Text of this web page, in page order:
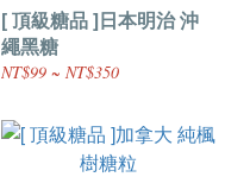
[ 頂級糖品 ]日本明治 沖
繩黑糖
NT$99 ~ NT$350